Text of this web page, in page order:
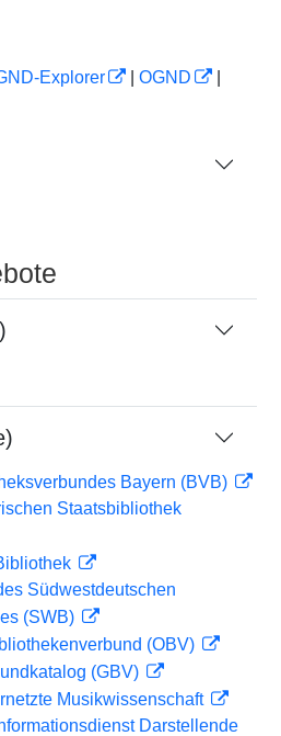
Explorer OGND
Bayern (BVB)
Staatsbibliothek
Südwestdeutschen
(SWB)
(OBV)
(GBV)
Musikwissenschaft
Darstellende